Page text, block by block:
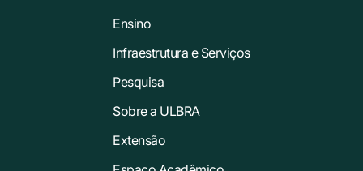
Ensino
Infraestrutura e Serviços
Pesquisa
Sobre a ULBRA
Extensão